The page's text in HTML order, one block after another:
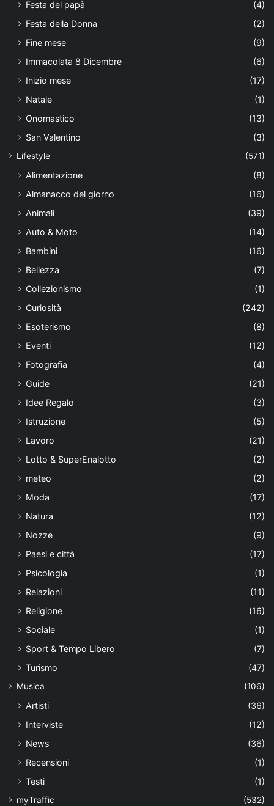
Festa del papà
(4)
Festa della Donna
(2)
Fine mese
(9)
Immacolata 8 Dicembre
(6)
Inizio mese
(17)
Natale
(1)
Onomastico
(13)
San Valentino
(3)
Lifestyle (571)
Alimentazione
(8)
Almanacco del giorno
(16)
Animali
(39)
Auto & Moto
(14)
Bambini
(16)
Bellezza
(7)
Collezionismo
(1)
Curiosità
(242)
Esoterismo
(8)
Eventi
(12)
Fotografia
(4)
Guide
(21)
Idee Regalo
(3)
Istruzione
(5)
Lavoro
(21)
Lotto & SuperEnalotto
(2)
meteo
(2)
Moda
(17)
Natura
(12)
Nozze
(9)
Paesi e città
(17)
Psicologia
(1)
Relazioni
(11)
Religione
(16)
Sociale
(1)
Sport & Tempo Libero
(7)
Turismo
(47)
Musica (106)
Artisti
(36)
Interviste
(12)
News
(36)
Recensioni
(1)
Testi
(1)
myTraffic
(532)